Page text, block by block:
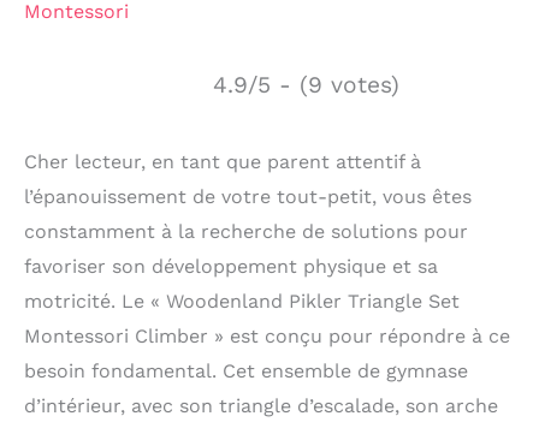
Montessori
4.9/5 - (9 votes)
Cher lecteur, en tant que parent attentif à
l’épanouissement de votre tout-petit, vous êtes
constamment à la recherche de solutions pour
favoriser son développement physique et sa
motricité. Le « Woodenland Pikler Triangle Set
Montessori Climber » est conçu pour répondre à ce
besoin fondamental. Cet ensemble de gymnase
d’intérieur, avec son triangle d’escalade, son arche